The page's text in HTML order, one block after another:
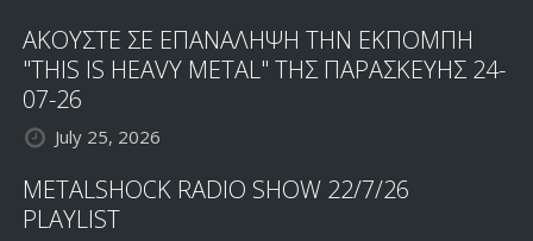
ΑΚΟΥΣΤΕ ΣΕ ΕΠΑΝΑΛΗΨΗ ΤΗΝ ΕΚΠΟΜΠΗ
"THIS IS HEAVY METAL" ΤΗΣ ΠΑΡΑΣΚΕΥΗΣ 24-
07-26
July 25, 2026
METALSHOCK RADIO SHOW 22/7/26
PLAYLIST